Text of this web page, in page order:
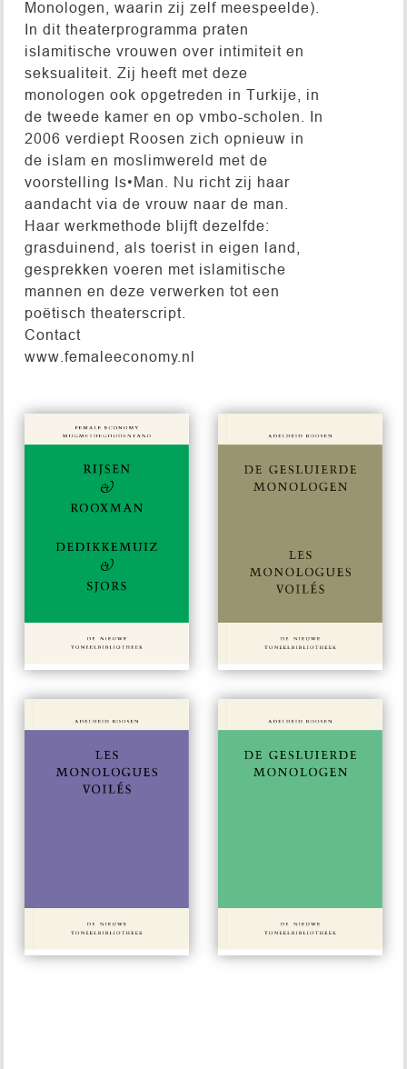
Monologen, waarin zij zelf meespeelde).
In dit theaterprogramma praten
islamitische vrouwen over intimiteit en
seksualiteit. Zij heeft met deze
monologen ook opgetreden in Turkije, in
de tweede kamer en op vmbo-scholen. In
2006 verdiept Roosen zich opnieuw in
de islam en moslimwereld met de
voorstelling Is•Man. Nu richt zij haar
aandacht via de vrouw naar de man.
Haar werkmethode blijft dezelfde:
grasduinend, als toerist in eigen land,
gesprekken voeren met islamitische
mannen en deze verwerken tot een
poëtisch theaterscript.
Contact
www.femaleeconomy.nl